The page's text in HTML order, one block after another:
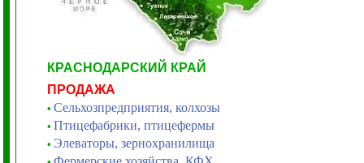
КРАСНОДАРСКИЙ КРАЙ
ПРОДАЖА
• Сельхозпредприятия, колхозы
• Птицефабрики, птицефермы
• Элеваторы, зернохранилища